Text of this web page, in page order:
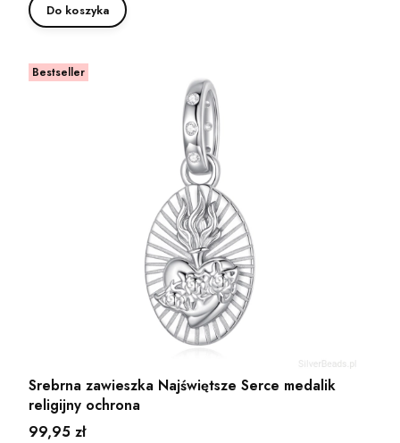
Do koszyka
Bestseller
Srebrna zawieszka Najświętsze Serce medalik
religijny ochrona
Cena
99,95 zł